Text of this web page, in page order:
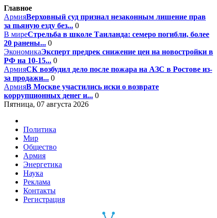
Главное
АрмияВерховный суд признал незаконным лишение прав
за пьяную езду без... 0
В миреСтрельба в школе Таиланда: семеро погибли, более
20 ранены... 0
ЭкономикаЭксперт предрек снижение цен на новостройки в
РФ на 10-15... 0
АрмияСК возбудил дело после пожара на АЗС в Ростове из-
за продажи... 0
АрмияВ Москве участились иски о возврате
коррупционных денег и... 0
Пятница, 07 августа 2026
Политика
Мир
Общество
Армия
Энергетика
Наука
Реклама
Контакты
Регистрация